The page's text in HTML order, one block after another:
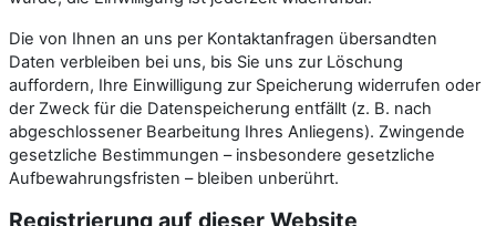
Die von Ihnen an uns per Kontaktanfragen übersandten
Daten verbleiben bei uns, bis Sie uns zur Löschung
auffordern, Ihre Einwilligung zur Speicherung widerrufen oder
der Zweck für die Datenspeicherung entfällt (z. B. nach
abgeschlossener Bearbeitung Ihres Anliegens). Zwingende
gesetzliche Bestimmungen – insbesondere gesetzliche
Aufbewahrungsfristen – bleiben unberührt.
Registrierung auf dieser Website